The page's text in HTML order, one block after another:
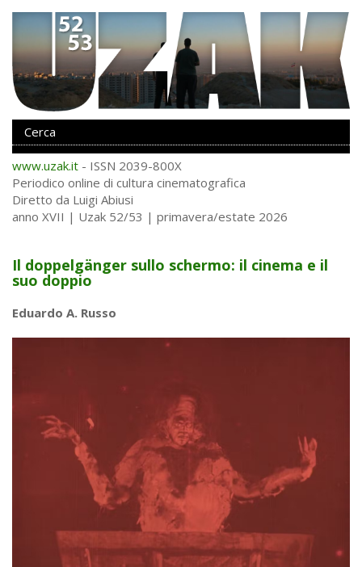
www.uzak.it - ISSN 2039-800X
Periodico online di cultura cinematografica
Diretto da Luigi Abiusi
anno XVII | Uzak 52/53 | primavera/estate 2026
Il doppelgänger sullo schermo: il cinema e il
suo doppio
Eduardo A. Russo